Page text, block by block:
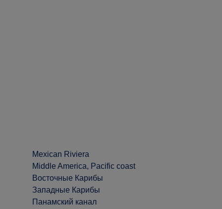
Mexican Riviera
Middle America, Pacific coast
Восточные Карибы
Западные Карибы
Панамский канал